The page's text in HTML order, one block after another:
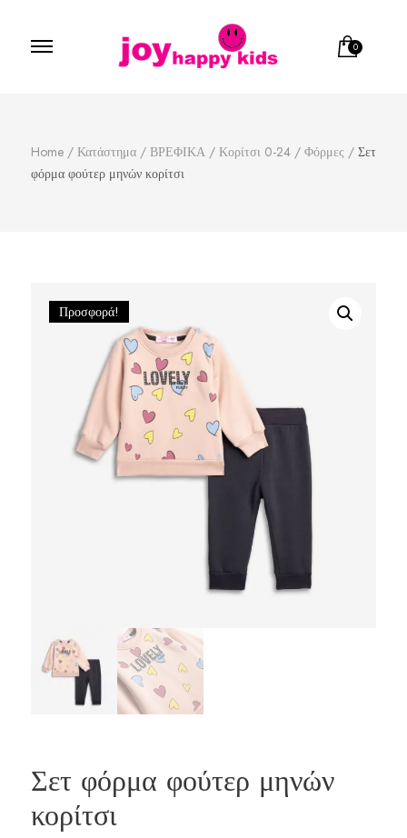
0
Home / Κατάστημα / ΒΡΕΦΙΚΑ / Κορίτσι 0-24 / Φόρμες / Σετ
φόρμα φούτερ μηνών κορίτσι
Προσφορά!
Σετ φόρμα φούτερ μηνών
κορίτσι